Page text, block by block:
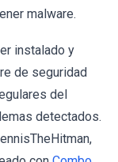
malware.
instalado y
de seguridad
del
detectados.